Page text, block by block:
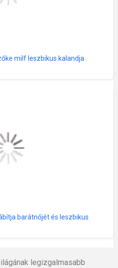
milf leszbikus kalandja
barátnőjét és leszbikus
legizgalmasabb